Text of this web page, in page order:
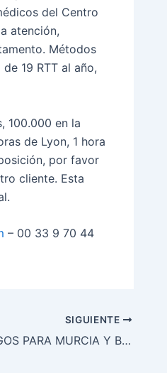
del Centro
atención,
Métodos
19 RTT al año,
100.000 en la
de Lyon, 1 hora
por favor
cliente. Esta
– 00 33 9 70 44
SIGUIENTE
RADIÓLOGOS PARA MURCIA Y BARCELONA